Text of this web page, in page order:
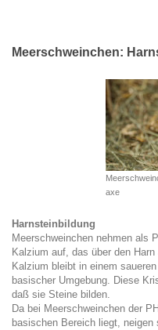
Meerschweinchen:
axe
Harnsteinbildung
Meerschweinchen nehmen als
Kalzium auf, das über den
Kalzium bleibt in einem
basischer Umgebung. Diese
daß sie Steine bilden.
Da bei Meerschweinchen der
basischen Bereich liegt, neigen